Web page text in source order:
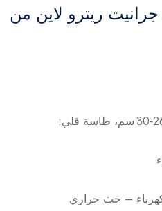
ريترو لاين من
: حلل: 20‑24 سم و26‑30 سم، طاسة قلي:
– حث حراري